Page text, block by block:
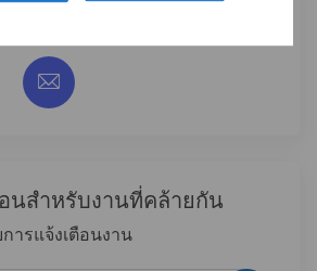
ผ่าน LinkedIn
แชร์ผ่านอีเมล
นสําหรับงานที่คล้ายกัน
ารแจ้งเตือนงาน